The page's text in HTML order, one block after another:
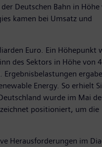
Deutschen Bahn in Höhe
kamen bei Umsatz und
Euro. Ein Höhepunkt
des Sektors in Höhe von
Energy. So erhielt
wurde im Mai
positioniert, um die
Herausforderungen im